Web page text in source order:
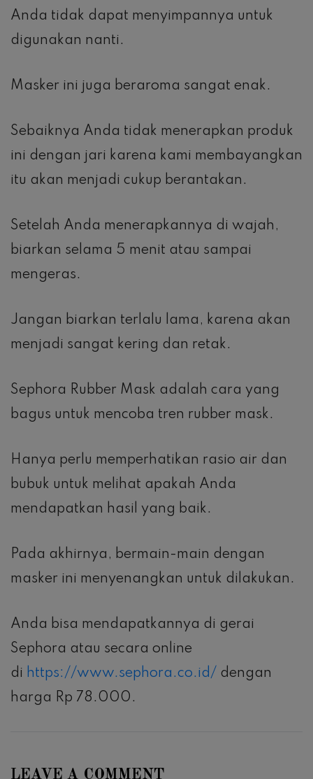
Anda tidak dapat menyimpannya untuk
digunakan nanti.
Masker ini juga beraroma sangat enak.
Sebaiknya Anda tidak menerapkan produk
ini dengan jari karena kami membayangkan
itu akan menjadi cukup berantakan.
Setelah Anda menerapkannya di wajah,
biarkan selama 5 menit atau sampai
mengeras.
Jangan biarkan terlalu lama, karena akan
menjadi sangat kering dan retak.
Sephora Rubber Mask adalah cara yang
bagus untuk mencoba tren rubber mask.
Hanya perlu memperhatikan rasio air dan
bubuk untuk melihat apakah Anda
mendapatkan hasil yang baik.
Pada akhirnya, bermain-main dengan
masker ini menyenangkan untuk dilakukan.
Anda bisa mendapatkannya di gerai
Sephora atau secara online
di https://www.sephora.co.id/ dengan
harga Rp 78.000.
LEAVE A COMMENT